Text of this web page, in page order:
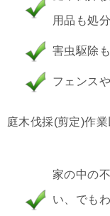
用品も処
害虫駆除
フェンス
庭木伐採(剪定)作業
家の中の
い、でも